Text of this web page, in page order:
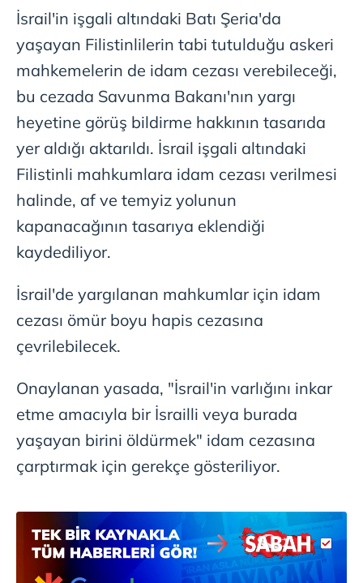
verileriniz işlenmekte olup gerekli olan çerezler bilgi
toplumu hizmetlerinin sunulması amacıyla
kullanılmaktadır. Diğer çerezler, sitemizin daha işlevsel
kılınması ve kişiselleştirilmesi ve sizlere yönelik
sınırlı olarak açık rızanız dahilinde kullanılacaktır.
Çerezlere ilişkin tercihlerinizi aşağıda yer alan panel
için Ayarlar butonuna tıklayabilir,Çerez Bilgilendirme
Metnimiziziyaret edebilirsiniz.
hazırlanmış Aydınlatma Metnimizi okumak ve sitemizde
almak için lütfentıklayınız.
İsrail'in işgali altındaki Batı Şeria'da
yaşayan Filistinlilerin tabi tutulduğu askeri
mahkemelerin de idam cezası verebileceği,
bu cezada Savunma Bakanı'nın yargı
heyetine görüş bildirme hakkının tasarıda
yer aldığı aktarıldı. İsrail işgali altındaki
Filistinli mahkumlara idam cezası verilmesi
halinde, af ve temyiz yolunun
kapanacağının tasarıya eklendiği
kaydediliyor.
İsrail'de yargılanan mahkumlar için idam
cezası ömür boyu hapis cezasına
çevrilebilecek.
Onaylanan yasada, "İsrail'in varlığını inkar
etme amacıyla bir İsrailli veya burada
yaşayan birini öldürmek" idam cezasına
çarptırmak için gerekçe gösteriliyor.